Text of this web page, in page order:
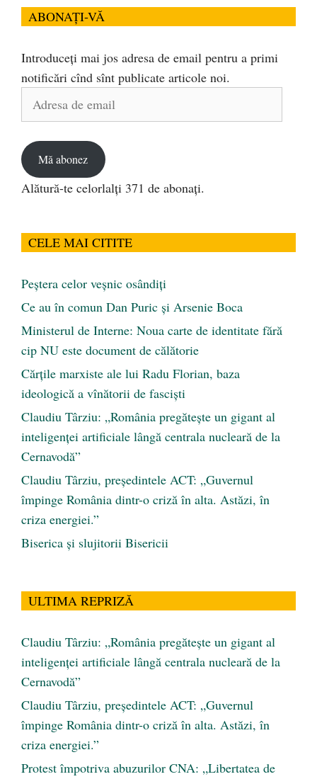
ABONAȚI-VĂ
Introduceți mai jos adresa de email pentru a primi
notificări cînd sînt publicate articole noi.
Adresa
Mă abonez
Alătură-te celorlalți 371 de abonați.
CELE MAI CITITE
Peştera celor veşnic osândiţi
Ce au în comun Dan Puric şi Arsenie Boca
Ministerul de Interne: Noua carte de identitate fără
cip NU este document de călătorie
Cărţile marxiste ale lui Radu Florian, baza
ideologică a vînătorii de fascişti
Claudiu Târziu: „România pregătește un gigant al
inteligenței artificiale lângă centrala nucleară de la
Cernavodă”
Claudiu Târziu, președintele ACT: „Guvernul
împinge România dintr-o criză în alta. Astăzi, în
criza energiei.”
Biserica și slujitorii Bisericii
ULTIMA REPRIZĂ
Claudiu Târziu: „România pregătește un gigant al
inteligenței artificiale lângă centrala nucleară de la
Cernavodă”
Claudiu Târziu, președintele ACT: „Guvernul
împinge România dintr-o criză în alta. Astăzi, în
criza energiei.”
Protest împotriva abuzurilor CNA: „Libertatea de